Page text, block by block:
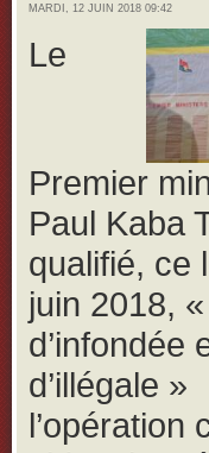
MARDI, 12 JUIN 2018 09:42
Le
Premier
Paul Kaba
qualifié, ce
juin 2018, «
d’infondée
d’illégale »
l’opération